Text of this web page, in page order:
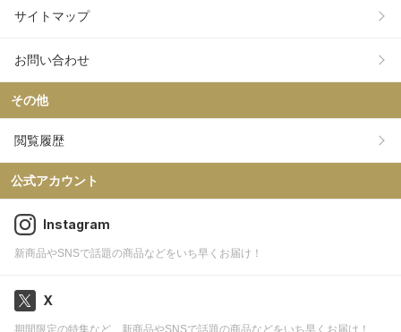
サイトマップ
お問い合わせ
その他
閲覧履歴
公式アカウント
Instagram
新商品やSNSで話題の商品などをいち早くお届け！
X
期間限定の特集など、新商品やSNSで話題の商品などをいち早くお届け！